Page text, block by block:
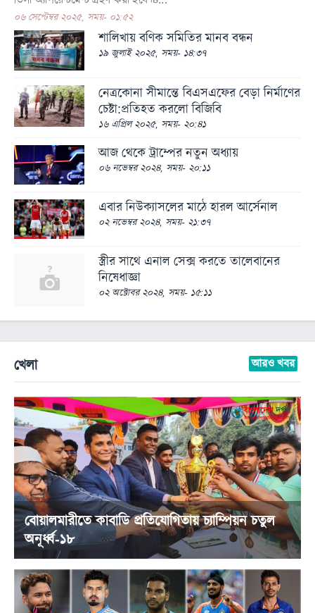
ফটো
গ্যালারি
ভিডিও
অন্যান্য
ও
প্রযুক্তি
ও
আদালত
পরিবেশ
ও
শিক্ষা
ক্যারিয়ার
০৬ সেপ্টেম্বর ২০২৫, সময়- ০১:৫২
শালিখায়‌ বণিক সমিতির মানব বন্ধন
১৯ জুলাই ২০২৫, সময়- ১৪:৩৭
নেত্রকোনা সীমান্তে বিএসএফের বেড়া নির্মাণের
চেষ্টা:প্রতিহত করলো বিজিবি
১৬ এপ্রিল ২০২৫, সময়- ২০:৪১
আজ থেকে ট্রাম্পের নতুন অধ্যায়
০৬ নভেম্বর ২০২৪, সময়- ২০:১১
এবার নিউক্যাসলের মাঠে হারল আর্সেনাল
০২ নভেম্বর ২০২৪, সময়- ২১:৩৭
স্ত্রীর সাথে এনাল সেক্স করতে তালেবানের
নিষেধাজ্ঞা
০২ অক্টোবর ২০২৪, সময়- ১৫:১১
খেলা আরও খবর
বোয়ালমারীতে কাবাডি প্রতিযোগিতায় চ্যাম্পিয়ন চতুল
অনূর্ধ্ব-১৮